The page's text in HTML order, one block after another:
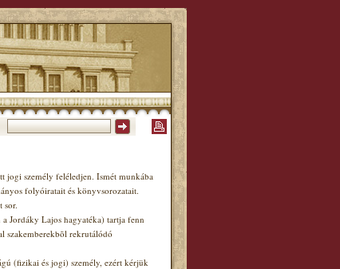
jogi személy feléledjen. Ismét munkába
folyóiratait és könyvsorozatait.
sor.
Jordáky Lajos hagyatéka) tartja fenn
szakemberekbõl rekrutálódó
(fizikai és jogi) személy, ezért kérjük